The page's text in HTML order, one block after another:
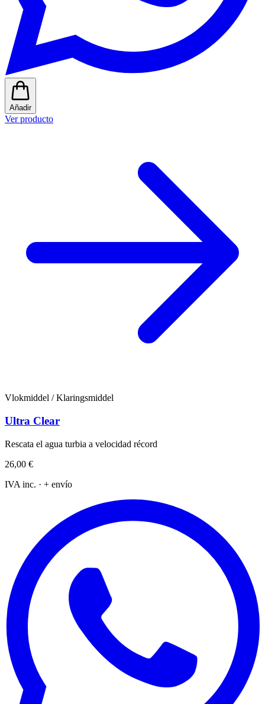
Añadir
Ver producto
Vlokmiddel / Klaringsmiddel
Ultra Clear
Rescata el agua turbia a velocidad récord
26,00 €
IVA inc. · + envío